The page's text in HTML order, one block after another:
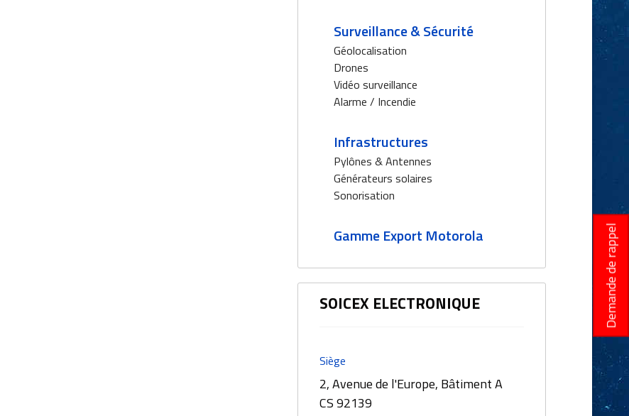
Surveillance & Sécurité
Géolocalisation
Drones
Vidéo surveillance
Alarme / Incendie
Infrastructures
Pylônes & Antennes
Générateurs solaires
Sonorisation
Gamme Export Motorola
SOICEX ELECTRONIQUE
Siège
2, Avenue de l'Europe, Bâtiment A
CS 92139
Demande de rappel